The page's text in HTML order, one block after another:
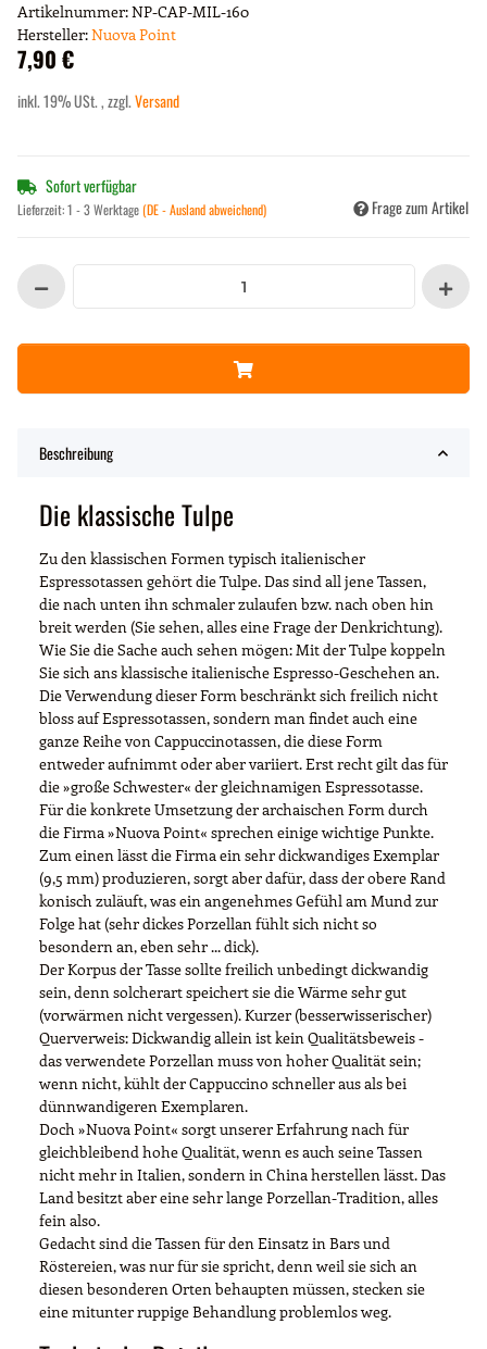
Artikelnummer:NP-CAP-MIL-160
Hersteller:Nuova Point
7,90 €
inkl. 19% USt. , zzgl.Versand
Sofort verfügbar
Lieferzeit:1 - 3 Werktage(DE - Ausland abweichend) Frage zum Artikel
Beschreibung
Die klassische Tulpe
Zu den klassischen Formen typisch italienischer
Espressotassen gehört die Tulpe. Das sind all jene Tassen,
die nach unten ihn schmaler zulaufen bzw. nach oben hin
breit werden (Sie sehen, alles eine Frage der Denkrichtung).
Wie Sie die Sache auch sehen mögen: Mit der Tulpe koppeln
Sie sich ans klassische italienische Espresso-Geschehen an.
Die Verwendung dieser Form beschränkt sich freilich nicht
bloss auf Espressotassen, sondern man findet auch eine
ganze Reihe von Cappuccinotassen, die diese Form
entweder aufnimmt oder aber variiert. Erst recht gilt das für
die »große Schwester« der gleichnamigen Espressotasse.
Für die konkrete Umsetzung der archaischen Form durch
die Firma »Nuova Point« sprechen einige wichtige Punkte.
Zum einen lässt die Firma ein sehr dickwandiges Exemplar
(9,5 mm) produzieren, sorgt aber dafür, dass der obere Rand
konisch zuläuft, was ein angenehmes Gefühl am Mund zur
Folge hat (sehr dickes Porzellan fühlt sich nicht so
besondern an, eben sehr ... dick).
Der Korpus der Tasse sollte freilich unbedingt dickwandig
sein, denn solcherart speichert sie die Wärme sehr gut
(vorwärmen nicht vergessen). Kurzer (besserwisserischer)
Querverweis: Dickwandig allein ist kein Qualitätsbeweis -
das verwendete Porzellan muss von hoher Qualität sein;
wenn nicht, kühlt der Cappuccino schneller aus als bei
dünnwandigeren Exemplaren.
Doch »Nuova Point« sorgt unserer Erfahrung nach für
gleichbleibend hohe Qualität, wenn es auch seine Tassen
nicht mehr in Italien, sondern in China herstellen lässt. Das
Land besitzt aber eine sehr lange Porzellan-Tradition, alles
fein also.
Gedacht sind die Tassen für den Einsatz in Bars und
Röstereien, was nur für sie spricht, denn weil sie sich an
diesen besonderen Orten behaupten müssen, stecken sie
eine mitunter ruppige Behandlung problemlos weg.